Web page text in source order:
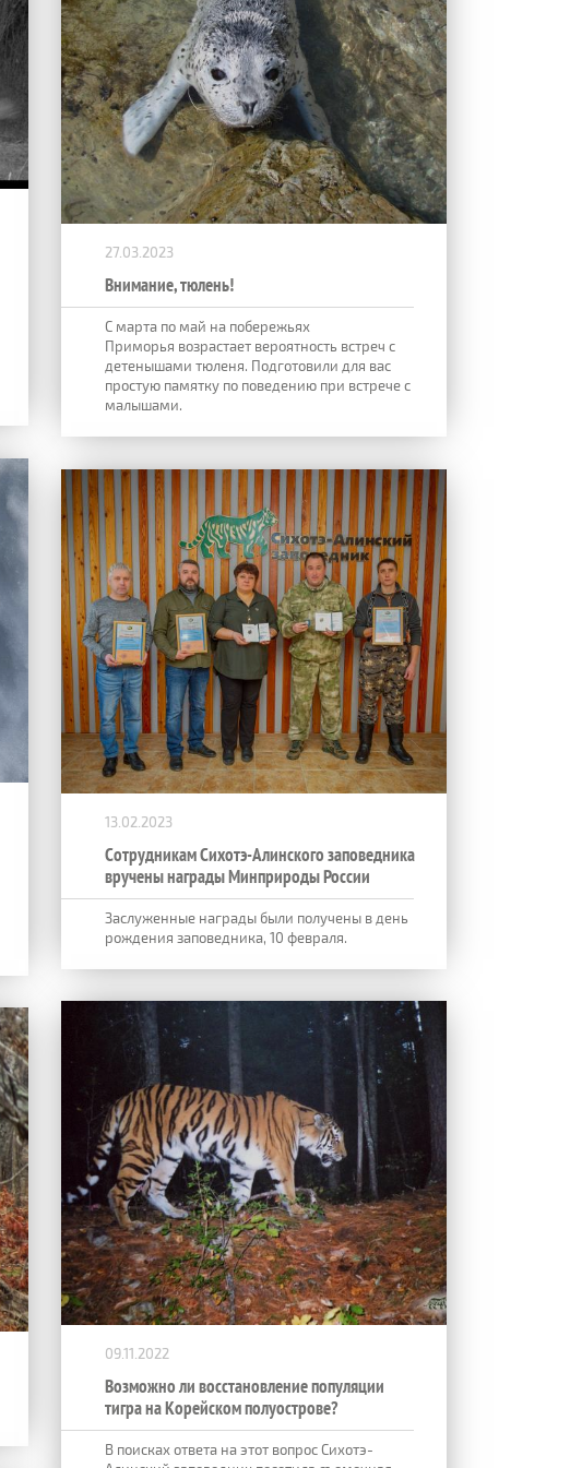
27.03.2023
Внимание, тюлень!
С марта по май на побережьях
Приморья возрастает вероятность встреч с
детенышами тюленя. Подготовили для вас
простую памятку по поведению при встрече с
малышами.
13.02.2023
Сотрудникам Сихотэ-Алинского заповедника
вручены награды Минприроды России
Заслуженные награды были получены в день
рождения заповедника, 10 февраля.
09.11.2022
Возможно ли восстановление популяции
тигра на Корейском полуострове?
В поисках ответа на этот вопрос Сихотэ-